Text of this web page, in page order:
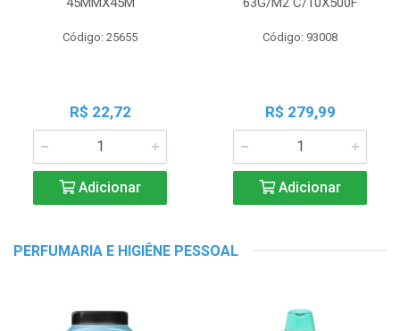
Código: 25655
R$ 22,72
Adicionar
Código: 93008
R$ 279,99
Adicionar
PERFUMARIA E HIGIÊNE PESSOAL